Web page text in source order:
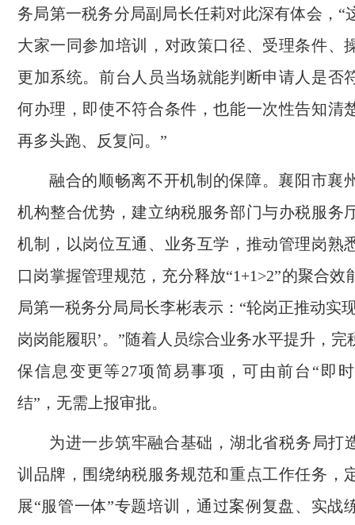
务局第一税务分局副局长任莉对此深有体会，“
大家一同参加培训，对政策口径、受理条件、
更加系统。前台人员当场就能判断申请人是否
何办理，即使不符合条件，也能一次性告知清
再多头跑、反复问。”
融合的顺畅离不开机制的保障。襄阳市襄
机构整合优势，建立纳税服务部门与办税服务
机制，以岗位互通、业务互学，推动管理岗熟
口岗掌握管理规范，充分释放“1+1>2”的聚合效
局第一税务分局局长李彬表示：“轮岗正推动实
岗岗能履职’。”随着人员综合业务水平提升，完
保信息变更等27项简易事项，可由前台“即
结”，无需上报审批。
为进一步筑牢融合基础，湖北省税务局打
训品牌，围绕纳税服务规范和重点工作任务，
展“服管一体”专题培训，通过案例复盘、实战